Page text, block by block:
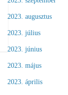
2023. augusztus
2023. július
2023. június
2023. május
2023. április